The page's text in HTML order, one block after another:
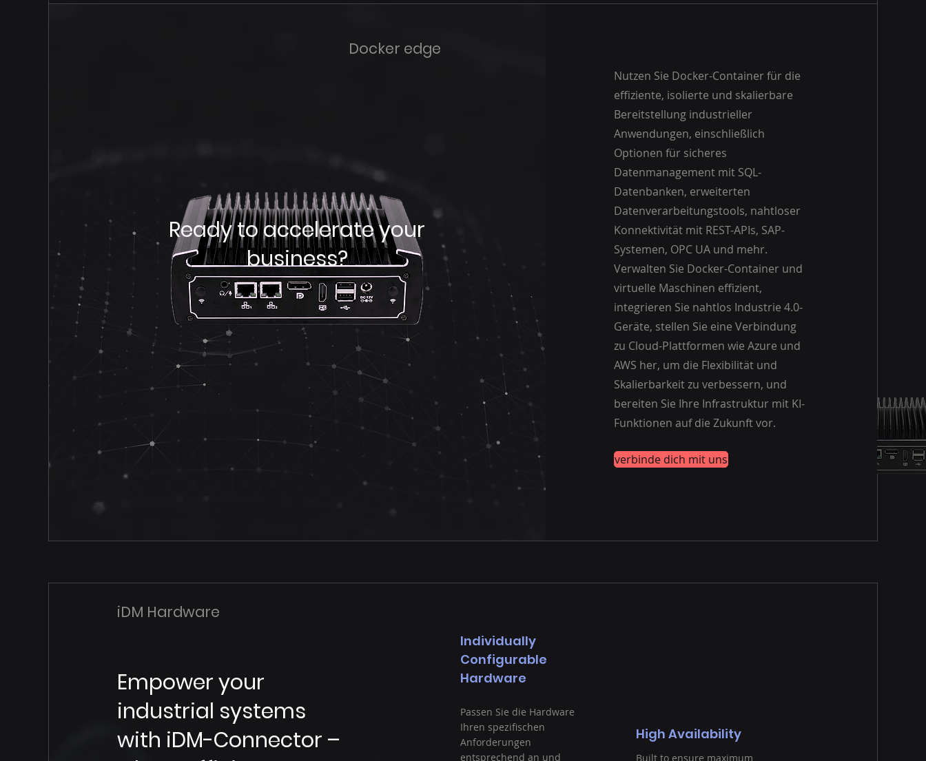
Docker edge
Ready to accelerate your
business?
Nutzen Sie Docker-Container für die
effiziente, isolierte und skalierbare
Bereitstellung industrieller
Anwendungen, einschließlich
Optionen für sicheres
Datenmanagement mit SQL-
Datenbanken, erweiterten
Datenverarbeitungstools, nahtloser
Konnektivität mit REST-APIs, SAP-
Systemen, OPC UA und mehr.
Verwalten Sie Docker-Container und
virtuelle Maschinen effizient,
integrieren Sie nahtlos Industrie 4.0-
Geräte, stellen Sie eine Verbindung
zu Cloud-Plattformen wie Azure und
AWS her, um die Flexibilität und
Skalierbarkeit zu verbessern, und
bereiten Sie Ihre Infrastruktur mit KI-
Funktionen auf die Zukunft vor.
verbinde dich mit uns
iDM Hardware
Empower your
industrial systems
with iDM-Connector –
Individually
Configurable
Hardware
Passen Sie die Hardware
Ihren spezifischen
Anforderungen
entsprechend an und
High Availability
Built to ensure maximum